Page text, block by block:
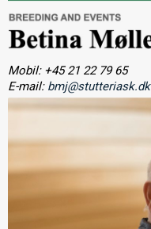
Mobil: +45 21 22 79 65
E-mail: bmj@stutteriask.dk